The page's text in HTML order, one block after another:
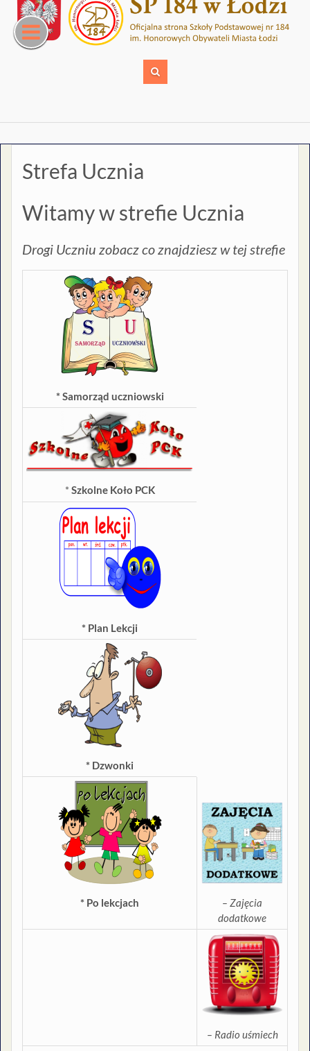
content
Strefa Ucznia
Witamy w strefie Ucznia
Drogi Uczniu zobacz co znajdziesz w tej strefie
* Samorząd uczniowski
* Szkolne Koło PCK
* Plan Lekcji
* Dzwonki
* Po lekcjach
– Zajęcia
dodatkowe
– Radio uśmiech